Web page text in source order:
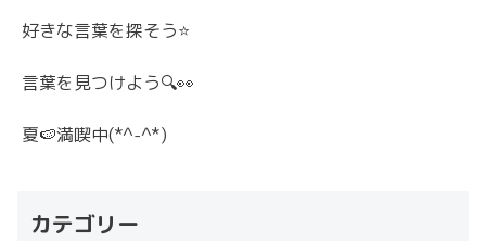
好きな言葉を探そう⭐
言葉を見つけよう🔍👀
夏🍉満喫中(*^-^*)
カテゴリー